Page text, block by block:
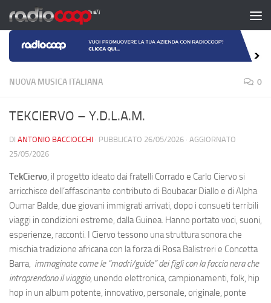
Salta al contenuto
NUOVA MUSICA ITALIANA 0
TEKCIERVO – Y.D.L.A.M.
DI ANTONIO BACCIOCCHI · PUBBLICATO 26/05/2026 · AGGIORNATO
25/05/2026
TekCiervo, il progetto ideato dai fratelli Corrado e Carlo Ciervo si
arricchisce dell’affascinante contributo di Boubacar Diallo e di Alpha
Oumar Balde, due giovani immigrati arrivati, dopo i consueti terribili
viaggi in condizioni estreme, dalla Guinea. Hanno portato voci, suoni,
esperienze, racconti. I Ciervo tessono una struttura sonora che
mischia tradizione africana con la forza di Rosa Balistreri e Concetta
Barra, immaginate come le “madri/guide” dei figli con la faccia nera che
intraprendono il viaggio, unendo elettronica, campionamenti, folk, hip
hop in un album potente, innovativo, personale, originale, ponte